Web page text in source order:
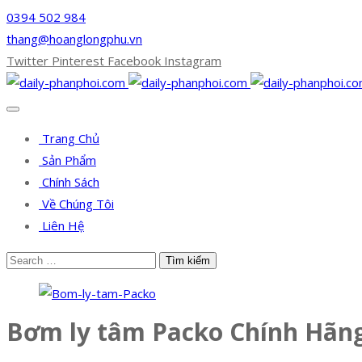
0394 502 984
thang@hoanglongphu.vn
Twitter Pinterest Facebook Instagram
Trang Chủ
Sản Phẩm
Chính Sách
Về Chúng Tôi
Liên Hệ
Bơm ly tâm Packo Chính